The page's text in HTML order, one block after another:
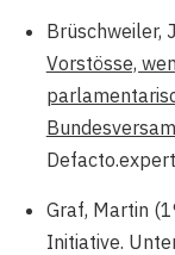
Brüschweiler,
Vorstösse,
Graf, Martin
Initiative.